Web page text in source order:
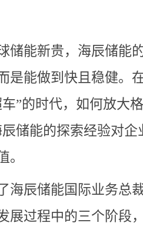
储能新贵，海辰储能
是能做到快且稳健。
”的时代，如何放大
储能的探索经验对企
。
海辰储能国际业务总
展过程中的三个阶段